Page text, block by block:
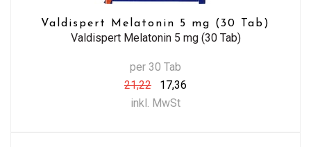
Valdispert Melatonin 5 mg (30 Tab)
Valdispert Melatonin 5 mg (30 Tab)
per 30 Tab
21,22
17,36
inkl. MwSt